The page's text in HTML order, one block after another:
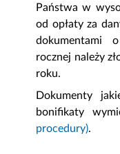
Państwa w
od opłaty za
dokumentami
rocznej należy
roku.
Dokumenty
bonifikaty
procedury).